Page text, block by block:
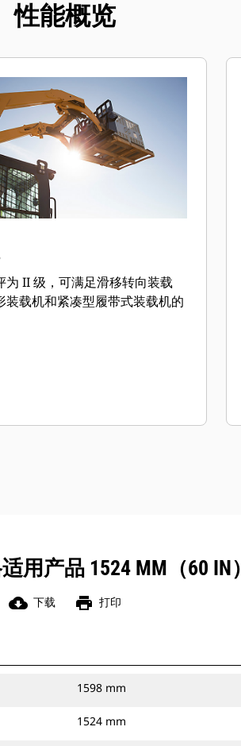
性能概览
为 II 级，可满足滑移转向装载
装载机和紧凑型履带式装载机的
用产品 1524 MM（60 IN）
cloud_download 下载 print 打印
1598 mm
1524 mm